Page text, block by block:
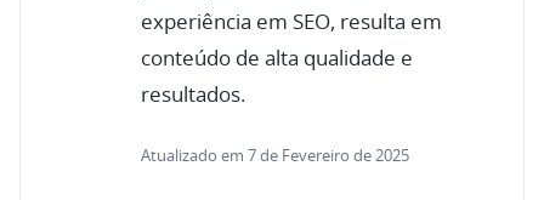
experiência em SEO, resulta em
conteúdo de alta qualidade e
resultados.
Atualizado em 7 de Fevereiro de 2025